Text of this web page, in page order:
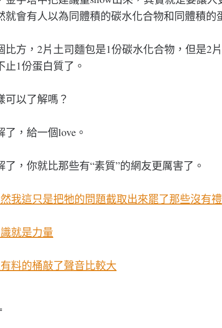
就會有人以為同體積的碳水化合物和同體積的
比方，2片土司麵包是1份碳水化合物，但是2
止1份蛋白質了。
可以了解嗎？
了，給一個love。
了，你就比那些有“素質”的網友更厲害了。
我這只是把牠的問題截取出來罷了那些沒有
就是力量
料的桶敲了聲音比較大